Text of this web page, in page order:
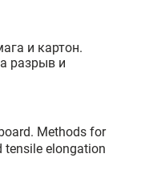
и картон.
разрыв и
Methods for
tensile elongation